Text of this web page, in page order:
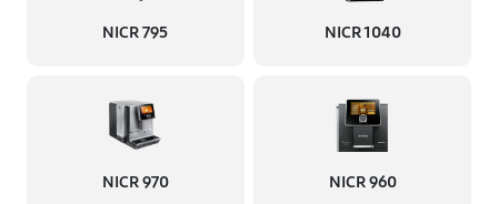
NICR 795 NICR 1040
NICR 970 NICR 960